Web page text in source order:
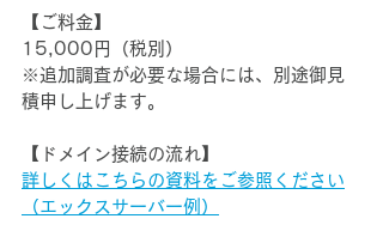
【ご料金】
15,000円（税別）
※追加調査が必要な場合には、別途御見
積申し上げます。
【ドメイン接続の流れ】
詳しくはこちらの資料をご参照ください
（エックスサーバー例）